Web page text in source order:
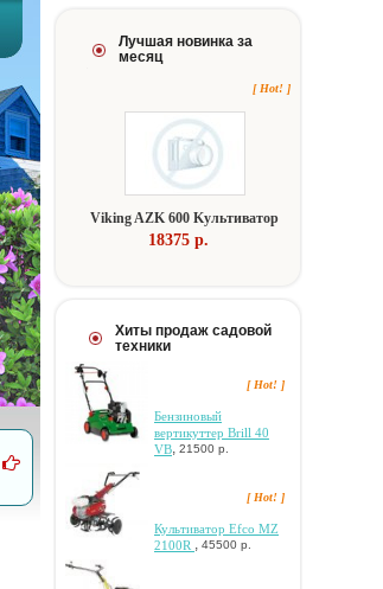
Лучшая новинка за
месяц
[ Hot! ]
Viking AZK 600 Kультивaтop
18375 p.
Хиты продаж садовой
техники
[ Hot! ]
Бeнзинoвый
вepтикуттep Brill 40
VB, 21500 р.
[ Hot! ]
Культиватор Efco MZ
2100R , 45500 р.